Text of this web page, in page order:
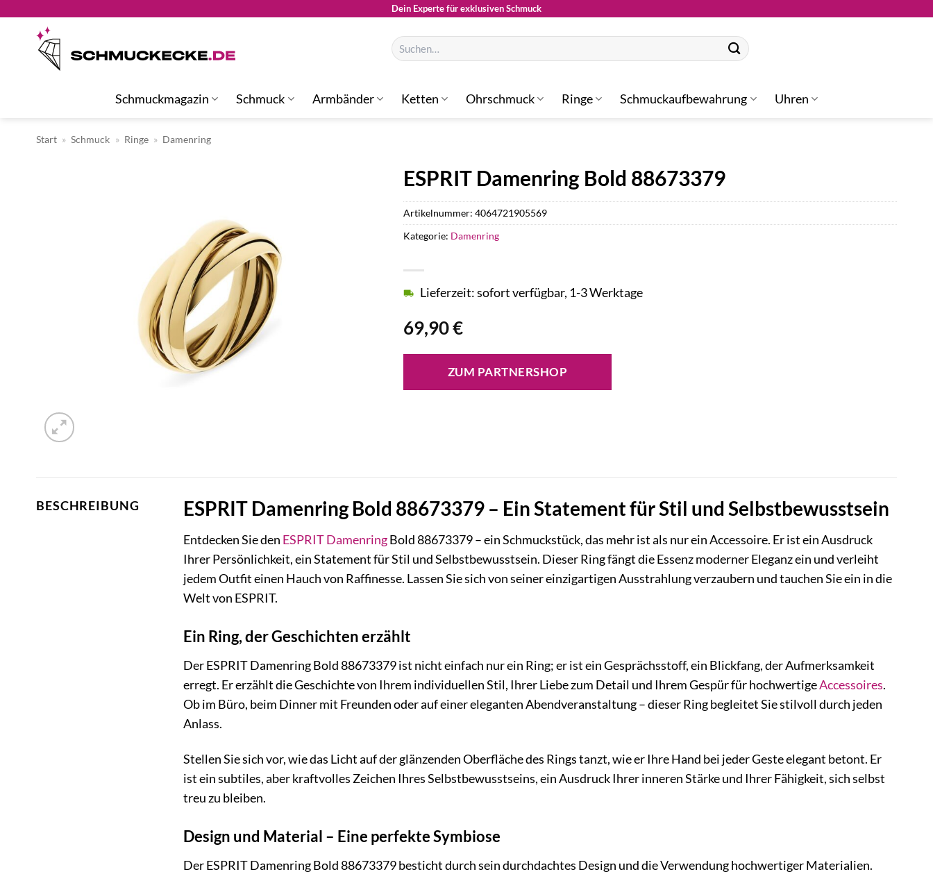
springen
Dein Experte für exklusiven Schmuck
Suchen
nach:
Schmuckmagazin Schmuck Armbänder Ketten Ohrschmuck Ringe Schmuckaufbewahrung Uhren
Start » Schmuck » Ringe » Damenring
ESPRIT Damenring Bold 88673379
69,90€
Lieferzeit: sofort verfügbar, 1-3 Werktage
ZUM PARTNERSHOP
Artikelnummer:4064721905569
Kategorie: Damenring
BESCHREIBUNG ESPRIT Damenring Bold 88673379 – Ein Statement für Stil und Selbstbewusstsein
Entdecken Sie den ESPRIT DamenringBold 88673379 – ein Schmuckstück, das mehr ist als nur ein Accessoire. Er ist ein Ausdruck
Ihrer Persönlichkeit, ein Statement für Stil und Selbstbewusstsein. Dieser Ring fängt die Essenz moderner Eleganz ein und verleiht
jedem Outfit einen Hauch von Raffinesse. Lassen Sie sich von seiner einzigartigen Ausstrahlung verzaubern und tauchen Sie ein in die
Welt von ESPRIT.
Ein Ring, der Geschichten erzählt
Der ESPRIT Damenring Bold 88673379 ist nicht einfach nur ein Ring; er ist ein Gesprächsstoff, ein Blickfang, der Aufmerksamkeit
erregt. Er erzählt die Geschichte von Ihrem individuellen Stil, Ihrer Liebe zum Detail und Ihrem Gespür für hochwertigeAccessoires.
Ob im Büro, beim Dinner mit Freunden oder auf einer eleganten Abendveranstaltung – dieser Ring begleitet Sie stilvoll durch jeden
Anlass.
Stellen Sie sich vor, wie das Licht auf der glänzenden Oberfläche des Rings tanzt, wie er Ihre Hand bei jeder Geste elegant betont. Er
ist ein subtiles, aber kraftvolles Zeichen Ihres Selbstbewusstseins, ein Ausdruck Ihrer inneren Stärke und Ihrer Fähigkeit, sich selbst
treu zu bleiben.
Design und Material – Eine perfekte Symbiose
Der ESPRIT Damenring Bold 88673379 besticht durch sein durchdachtes Design und die Verwendung hochwertiger Materialien.